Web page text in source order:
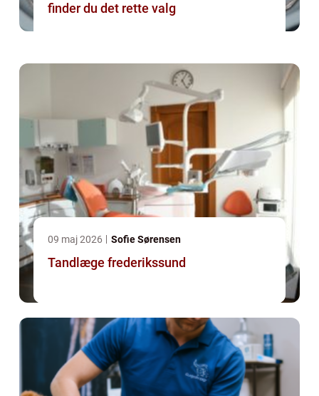
finder du det rette valg
09 maj 2026 Sofie Sørensen
Tandlæge frederikssund